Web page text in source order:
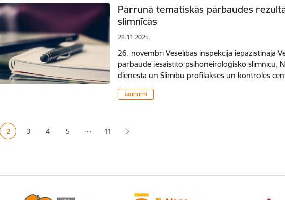
Pārrunā tematiskās pārbaudes
slimnīcās
28.11.2025.
26. novembrī Veselības inspekcija iepazīstināja
pārbaudē iesaistīto psihoneiroloģisko slimnīcu,
dienesta un Slimību profilakses un kontroles
Jaunumi
Pašreizējā lapa
2 Lapa
3 Lapa
4 Lapa
5 … 11